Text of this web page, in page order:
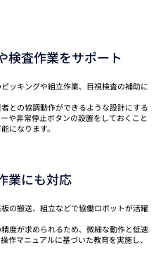
検査作業をサポート
ッキングや組立作業、目視検査の補助に
との協調動作ができるような設計にする
や非常停止ボタンの設置をしておくこと
になります。
業にも対応
の搬送、組立などで協働ロボットが活躍
度が求められるため、微細な動作と低速
作マニュアルに基づいた教育を実施し、